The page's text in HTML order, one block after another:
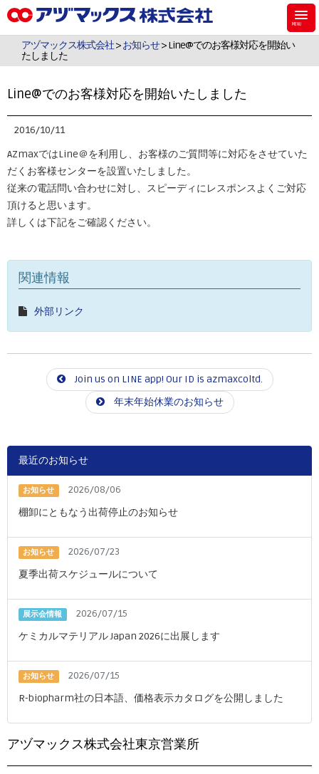
アヅマックスは、機能材料用のシラン・シリコーンなどのケミカル製品、食
品・飼料・環境・植物用の検査キットを販売しています。
アヅマックス株式会社>お知らせ> Line@でのお客様対応を開始い
たしました
Line@でのお客様対応を開始いたしました
2016/10/11
AZmaxではLine＠を利用し、お客様のご質問等に対応をさせていた
だくお客様センターを設置いたしました。
従来の電話問い合わせに対し、スピーディにレスポンスよくご対応
頂けると思います。
詳しくは下記をご確認ください。
関連情報
外部リンク
Join us on LINE app! Our ID is azmaxcoltd.
年末年始休業のお知らせ
最近のお知らせ
お知らせ
2026/08/06
棚卸にともなう出荷停止のお知らせ
お知らせ
2026/07/23
夏季出荷スケジュールについて
展示会情報
2026/07/15
ケミカルマテリアル Japan 2026に出展します
お知らせ
2026/07/15
R-biopharm社の日本語、価格表示カタログを公開しました
アヅマックス株式会社東京営業所